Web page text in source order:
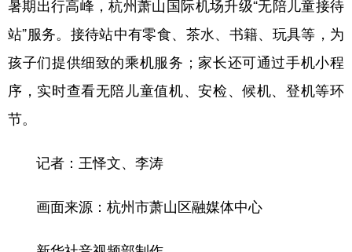
暑期出行高峰，杭州萧山国际机场升级“无陪儿童接待
站”服务。接待站中有零食、茶水、书籍、玩具等，为
孩子们提供细致的乘机服务；家长还可通过手机小程
序，实时查看无陪儿童值机、安检、候机、登机等环
节。
记者：王怿文、李涛
画面来源：杭州市萧山区融媒体中心